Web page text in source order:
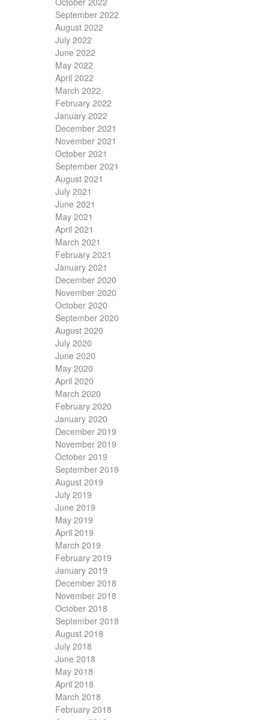
September 2022
August 2022
July 2022
June 2022
May 2022
April 2022
March 2022
February 2022
January 2022
December 2021
November 2021
October 2021
September 2021
August 2021
July 2021
June 2021
May 2021
April 2021
March 2021
February 2021
January 2021
December 2020
November 2020
October 2020
September 2020
August 2020
July 2020
June 2020
May 2020
April 2020
March 2020
February 2020
January 2020
December 2019
November 2019
October 2019
September 2019
August 2019
July 2019
June 2019
May 2019
April 2019
March 2019
February 2019
January 2019
December 2018
November 2018
October 2018
September 2018
August 2018
July 2018
June 2018
May 2018
April 2018
March 2018
February 2018